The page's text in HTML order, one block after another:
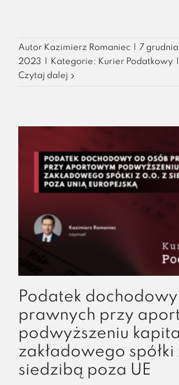
Autor Kazimierz Romaniec
7 grudnia
2023
Kategorie: Kurier Podatkowy
Czytaj dalej
Podatek
prawnych przy
podwyższeniu
zakładowego spółki
siedzibą poza UE